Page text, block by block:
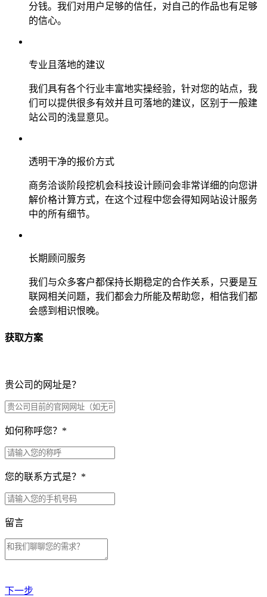
分钱。我们对用户足够的信任，对自己的作品也有足够
的信心。
专业且落地的建议
我们具有各个行业丰富地实操经验，针对您的站点，我
们可以提供很多有效并且可落地的建议，区别于一般建
站公司的浅显意见。
透明干净的报价方式
商务洽谈阶段挖机会科技设计顾问会非常详细的向您讲
解价格计算方式，在这个过程中您会得知网站设计服务
中的所有细节。
长期顾问服务
我们与众多客户都保持长期稳定的合作关系，只要是互
联网相关问题，我们都会力所能及帮助您，相信我们都
会感到相识恨晚。
获取方案
贵公司的网址是？
如何称呼您？ *
您的联系方式是？ *
留言
下一步